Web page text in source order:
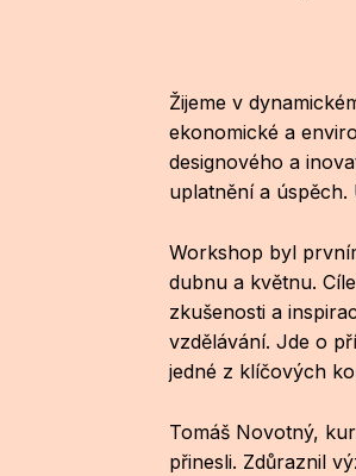
Žijeme v
ekonomické a
designového a
uplatnění a
Workshop byl
dubnu a květnu.
zkušenosti a
vzdělávání. Jde o
jedné z klíčových
Tomáš Novotný,
přinesli. Zdůraznil